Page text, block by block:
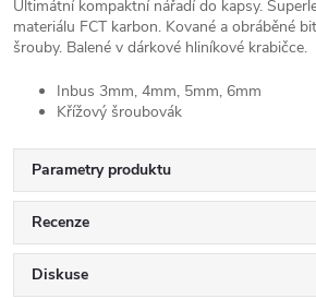
Ultimátní kompaktní nářadí do kapsy.
materiálu FCT karbon. Kované a obráběné
šrouby. Balené v dárkové hliníkové krabičce.
Inbus 3mm, 4mm, 5mm, 6mm
Křížový šroubovák
Parametry produktu
Recenze
Diskuse